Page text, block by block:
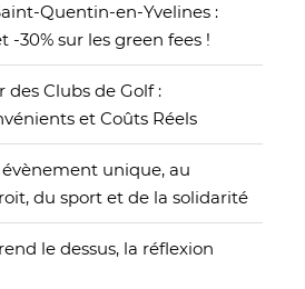
Quentin-en-Yvelines :
30% sur les green fees !
Clubs de Golf :
et Coûts Réels
unique, au
du sport et de la solidarité
le dessus, la réflexion